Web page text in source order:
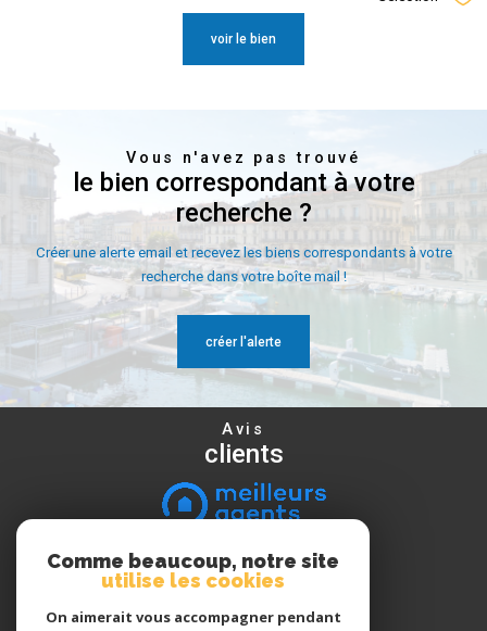
voir le bien
Vous n'avez pas trouvé
le bien correspondant à votre
recherche ?
Créer une alerte email et recevez les biens correspondants à votre
recherche dans votre boîte mail !
créer l'alerte
Avis
clients
Nous
suivre
Comme beaucoup, notre site
utilise les cookies
On aimerait vous accompagner pendant